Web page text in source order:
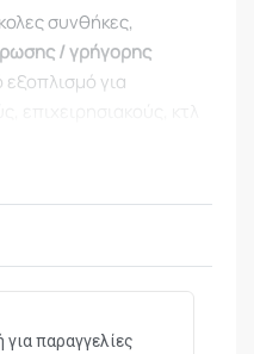
συνθήκες,
/ γρήγορης
εξοπλισμό για
πιο δύσκολες συνθήκες
παραγγελίες